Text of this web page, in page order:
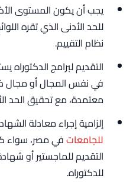
يجب أن يكون المستوى
للحد الأدنى الذي تقره
نظام التقييم.
التقديم لبرامج الدكتوراه
في نفس المجال أو مجال
معتمدة، مع تحقيق الحد
إلزامية إجراء معادلة
للجامعاتفي مصر، سواء
التقديم للماجستير أو
للدكتوراه.